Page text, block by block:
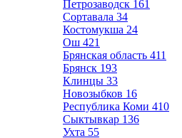
Петрозаводск 161
Сортавала 34
Костомукша 24
Ош 421
Брянская область 411
Брянск 193
Клинцы 33
Новозыбков 16
Республика Коми 410
Сыктывкар 136
Ухта 55